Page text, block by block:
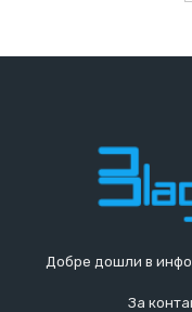
Добре дошли в
За